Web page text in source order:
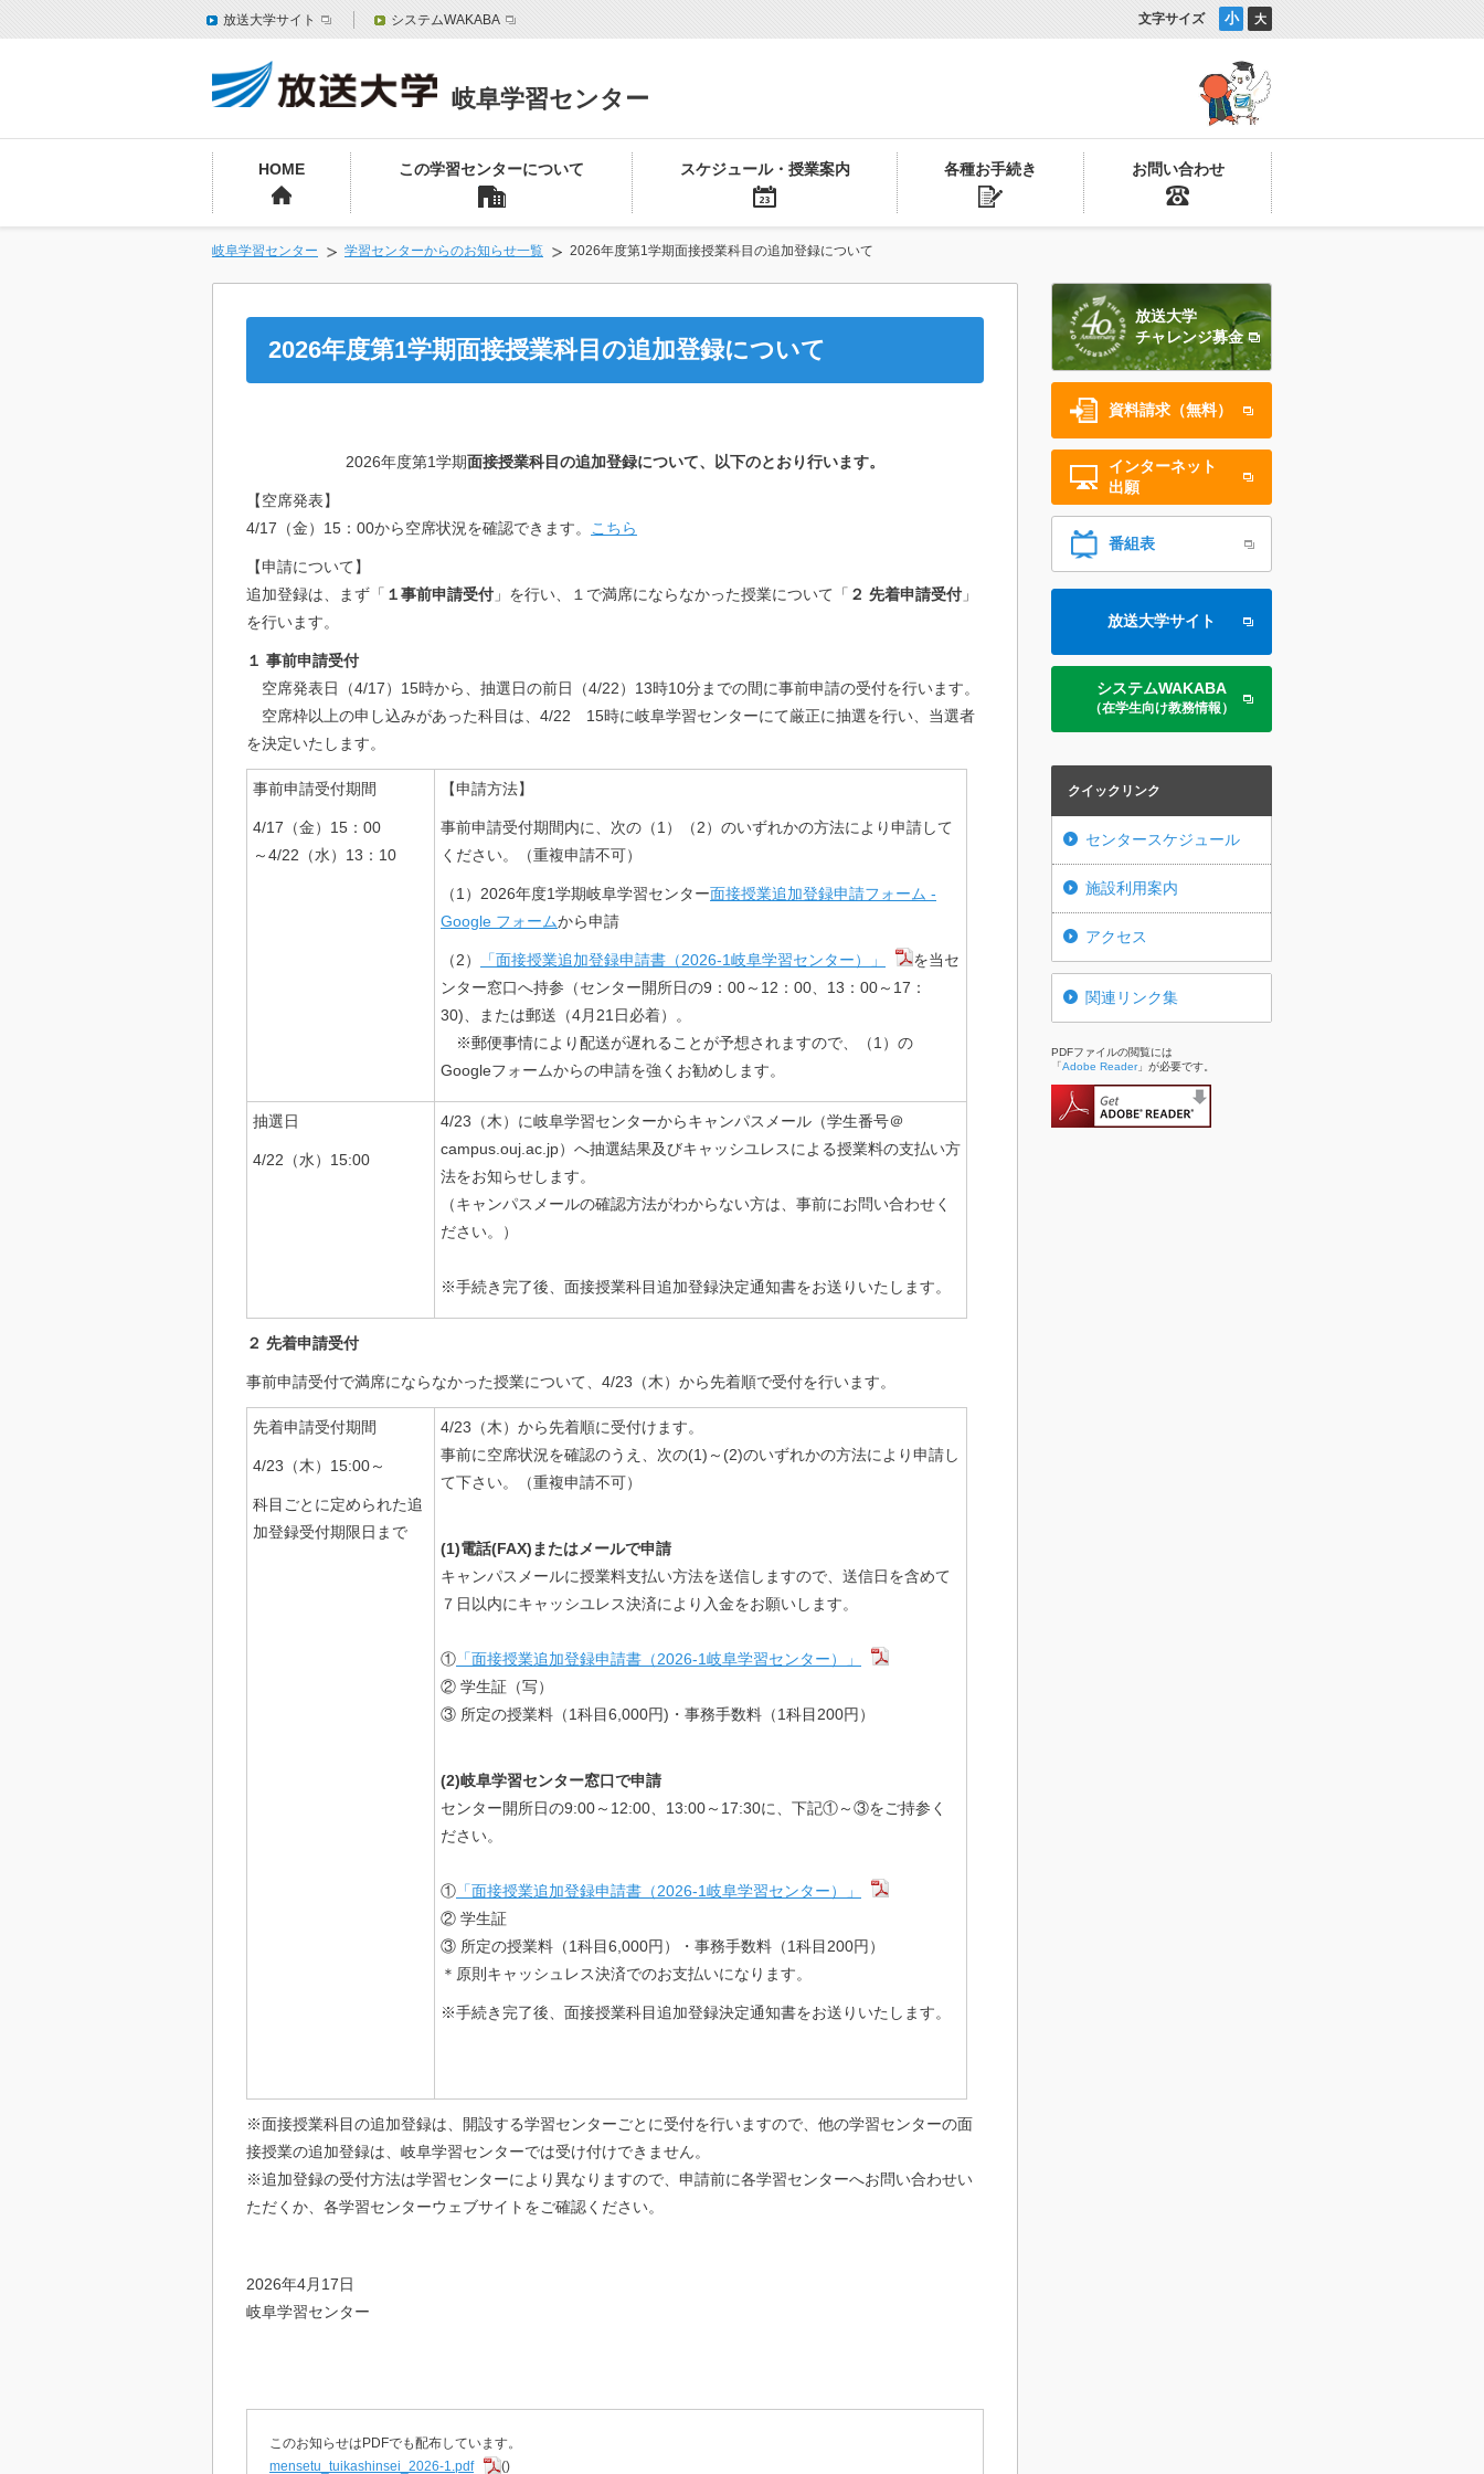
放送大学サイト システムWAKABA 文字サイズ 大
小
岐阜学習センター
HOME この学習センターについて スケジュール・授業案内 各種お手続き お問い合わせ
岐阜学習センター 学習センターからのお知らせ一覧 2026年度第1学期面接授業科目の追加登録について
2026年度第1学期面接授業科目の追加登録について
2026年度第1学期面接授業科目の追加登録について、以下のとおり行います。
【空席発表】
4/17（金）15：00から空席状況を確認できます。
こちら
【申請について】
追加登録は、まず「 １事前申請受付 」を行い、１で満席にならなかった授業について「 ２ 先着申請受付 」
を行います。
１ 事前申請受付
空席発表日（4/17）15時から、抽選日の前日（4/22）13時10分までの間に事前申請の受付を行います。
空席枠以上の申し込みがあった科目は、4/22 15時に岐阜学習センターにて厳正に抽選を行い、当選者
を決定いたします。
事前申請受付期間
4/17（金）15：00
～4/22（水）13：10
【申請方法】
事前申請受付期間内に、次の（1）（2）のいずれかの方法により申請して
ください。（重複申請不可）
（1）2026年度1学期岐阜学習センター面接授業追加登録申請フォーム -
Google フォームから申請
（2） 「面接授業追加登録申請書（2026-1岐阜学習センター）」
を当セ
ンター窓口へ持参（センター開所日の9：00～12：00、13：00～17：
30)、または郵送（4月21日必着）。
※郵便事情により配送が遅れることが予想されますので、（1）の
Googleフォームからの申請を強くお勧めします。
抽選日
4/22（水）15:00
4/23（木）に岐阜学習センターからキャンパスメール（学生番号＠
campus.ouj.ac.jp）へ抽選結果及びキャッシユレスによる授業料の支払い方
法をお知らせします。
（キャンパスメールの確認方法がわからない方は、事前にお問い合わせく
ださい。）
※手続き完了後、面接授業科目追加登録決定通知書をお送りいたします。
２ 先着申請受付
事前申請受付で満席にならなかった授業について、4/23（木）から先着順で受付を行います。
先着申請受付期間
4/23（木）15:00～
科目ごとに定められた追
加登録受付期限日まで
4/23（木）から先着順に受付けます。
事前に空席状況を確認のうえ、次の(1)～(2)のいずれかの方法により申請し
て下さい。（重複申請不可）
(1)電話(FAX)またはメールで申請
キャンパスメールに授業料支払い方法を送信しますので、送信日を含めて
７日以内にキャッシユレス決済により入金をお願いします。
① 「面接授業追加登録申請書（2026-1岐阜学習センター）」
② 学生証（写）
③ 所定の授業料（1科目6,000円)・事務手数料（1科目200円）
(2)岐阜学習センター窓口で申請
センター開所日の9:00～12:00、13:00～17:30に、下記①～③をご持参く
ださい。
① 「面接授業追加登録申請書（2026-1岐阜学習センター）」
② 学生証
③ 所定の授業料（1科目6,000円）・事務手数料（1科目200円）
＊原則キャッシュレス決済でのお支払いになります。
※手続き完了後、面接授業科目追加登録決定通知書をお送りいたします。
※面接授業科目の追加登録は、開設する学習センターごとに受付を行いますので、他の学習センターの面
接授業の追加登録は、岐阜学習センターでは受け付けできません。
※追加登録の受付方法は学習センターにより異なりますので、申請前に各学習センターへお問い合わせい
ただくか、各学習センターウェブサイトをご確認ください。
2026年4月17日
岐阜学習センター
このお知らせはPDFでも配布しています。
mensetu_tuikashinsei_2026-1.pdf
()
放送大学
チャレンジ募金
資料請求（無料）
インターネット
出願
番組表
放送大学サイト
システムWAKABA
（在学生向け教務情報）
クイックリンク
センタースケジュール
施設利用案内
アクセス
関連リンク集
PDFファイルの閲覧には
「Adobe Reader」が必要です。